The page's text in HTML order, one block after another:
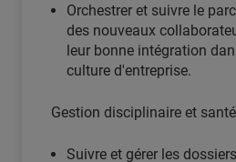
Orchestrer et suivre le
des nouveaux
leur bonne intégration
culture d'entreprise.
Gestion disciplinaire et
Suivre et gérer les